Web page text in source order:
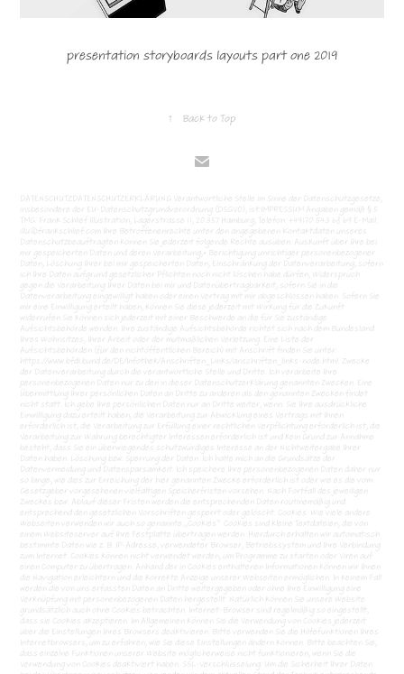
presentation storyboards layouts part one 2019
↑ Back to Top
DATENSCHUTZDATENSCHUTZERKLÄRUNG Verantwortliche Stelle im Sinne der Datenschutzgesetze,
insbesondere der EU-Datenschutzgrundverordnung (DSGVO), ist:IMPRESSUM Angaben gemäß § 5
TMG: Frank Schlief Illustration, Lagerstrasse 11, 20357 Hamburg, Telefon: +49170 543 68 69 E-Mail:
illu@frankschlief.com Ihre Betroffenenrechte unter den angegebenen Kontaktdaten unseres
Datenschutzbeauftragten können Sie jederzeit folgende Rechte ausüben: Auskunft über Ihre bei
mir gespeicherten Daten und deren Verarbeitung,• Berichtigung unrichtiger personenbezogener
Daten, Löschung Ihrer bei mir gespeicherten Daten, Einschränkung der Datenverarbeitung, sofern
ich Ihre Daten aufgrund gesetzlicher Pflichten noch nicht löschen habe dürfen, Widerspruch
gegen die Verarbeitung Ihrer Daten bei mir und Datenübertragbarkeit, sofern Sie in die
Datenverarbeitung eingewilligt haben oder einen Vertrag mit mir abgeschlossen haben. Sofern Sie
mir eine Einwilligung erteilt haben, können Sie diese jederzeit mit Wirkung für die Zukunft
widerrufen.Sie können sich jederzeit mit einer Beschwerde an die für Sie zuständige
Aufsichtsbehörde wenden. Ihre zuständige Aufsichtsbehörde richtet sich nach dem Bundesland
Ihres Wohnsitzes, Ihrer Arbeit oder der mutmaßlichen Verletzung. Eine Liste der
Aufsichtsbehörden (für den nichtöffentlichen Bereich) mit Anschrift finden Sie unter:
https://www.bfdi.bund.de/DE/Infothek/Anschriften_Links/anschriften_links-node.html. Zwecke
der Datenverarbeitung durch die verantwortliche Stelle und Dritte. Ich verarbeite Ihre
personenbezogenen Daten nur zu den in dieser Datenschutzerklärung genannten Zwecken. Eine
Übermittlung Ihrer persönlichen Daten an Dritte zu anderen als den genannten Zwecken findet
nicht statt. Ich gebe Ihre persönlichen Daten nur an Dritte weiter, wenn: Sie Ihre ausdrückliche
Einwilligung dazu erteilt haben, die Verarbeitung zur Abwicklung eines Vertrags mit Ihnen
erforderlich ist, die Verarbeitung zur Erfüllung einer rechtlichen Verpflichtung erforderlich ist, die
Verarbeitung zur Wahrung berechtigter Interessen erforderlich ist und kein Grund zur Annahme
besteht, dass Sie ein überwiegendes schutzwürdiges Interesse an der Nichtweitergabe Ihrer
Daten haben. Löschung bzw. Sperrung der Daten. Ich halte mich an die Grundsätze der
Datenvermeidung und Datensparsamkeit. Ich speichere Ihre personenbezogenen Daten daher nur
so lange, wie dies zur Erreichung der hier genannten Zwecke erforderlich ist oder wie es die vom
Gesetzgeber vorgesehenen vielfältigen Speicherfristen vorsehen. Nach Fortfall des jeweiligen
Zweckes bzw. Ablauf dieser Fristen werden die entsprechenden Daten routinemäßig und
entsprechend den gesetzlichen Vorschriften gesperrt oder gelöscht. Cookies: Wie viele andere
Webseiten verwenden wir auch so genannte „Cookies“. Cookies sind kleine Textdateien, die von
einem Websiteserver auf Ihre Festplatte übertragen werden. Hierdurch erhalten wir automatisch
bestimmte Daten wie z. B. IP-Adresse, verwendeter Browser, Betriebssystem und Ihre Verbindung
zum Internet. Cookies können nicht verwendet werden, um Programme zu starten oder Viren auf
einen Computer zu übertragen. Anhand der in Cookies enthaltenen Informationen können wir Ihnen
die Navigation erleichtern und die korrekte Anzeige unserer Webseiten ermöglichen. In keinem Fall
werden die von uns erfassten Daten an Dritte weitergegeben oder ohne Ihre Einwilligung eine
Verknüpfung mit personenbezogenen Daten hergestellt. Natürlich können Sie unsere Website
grundsätzlich auch ohne Cookies betrachten. Internet-Browser sind regelmäßig so eingestellt,
dass sie Cookies akzeptieren. Im Allgemeinen können Sie die Verwendung von Cookies jederzeit
über die Einstellungen Ihres Browsers deaktivieren. Bitte verwenden Sie die Hilfefunktionen Ihres
Internetbrowsers, um zu erfahren, wie Sie diese Einstellungen ändern können. Bitte beachten Sie,
dass einzelne Funktionen unserer Website möglicherweise nicht funktionieren, wenn Sie die
Verwendung von Cookies deaktiviert haben. SSL-Verschlüsselung: Um die Sicherheit Ihrer Daten